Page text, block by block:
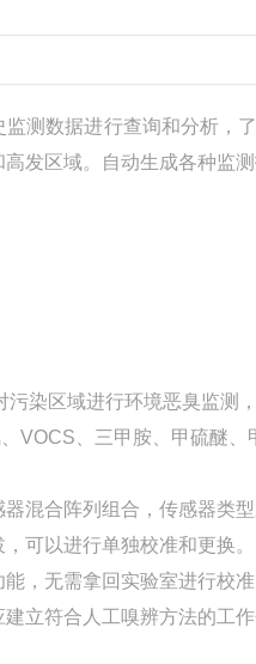
监测数据进行查询和分析，
发区域。自动生成各种监
污染区域进行环境恶臭监测
VOCS、三甲胺、甲硫醚、
器混合阵列组合，传感器类
可以进行单独校准和更换。
，无需拿回实验室进行校准
立符合人工嗅辨方法的工